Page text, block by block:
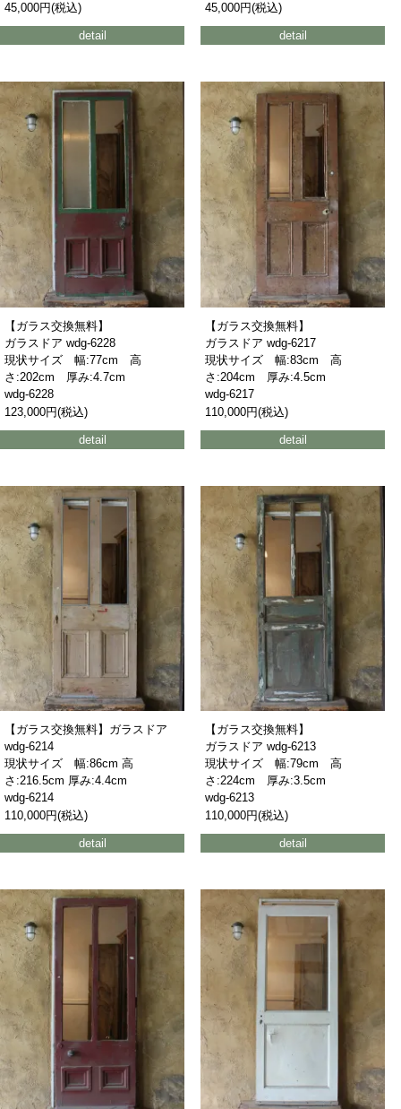
45,000円(税込)
detail
45,000円(税込)
detail
【ガラス交換無料】
ガラスドア wdg-6228
現状サイズ 幅:77cm 高
さ:202cm 厚み:4.7cm
wdg-6228
123,000円(税込)
detail
【ガラス交換無料】
ガラスドア wdg-6217
現状サイズ 幅:83cm 高
さ:204cm 厚み:4.5cm
wdg-6217
110,000円(税込)
detail
【ガラス交換無料】ガラスドア
wdg-6214
現状サイズ 幅:86cm 高
さ:216.5cm 厚み:4.4cm
wdg-6214
110,000円(税込)
detail
【ガラス交換無料】
ガラスドア wdg-6213
現状サイズ 幅:79cm 高
さ:224cm 厚み:3.5cm
wdg-6213
110,000円(税込)
detail